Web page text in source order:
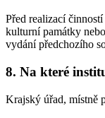
Před realizací
kulturní památky
vydání předchozího
8. Na které
Krajský úřad, místně